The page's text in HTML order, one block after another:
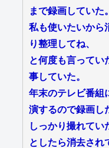
まで録画していた。
私も使いたいから
り整理してね、
と何度も言ってい
事していた。
年末のテレビ番組
演するので録画し
しっかり撮れてい
としたら消去され